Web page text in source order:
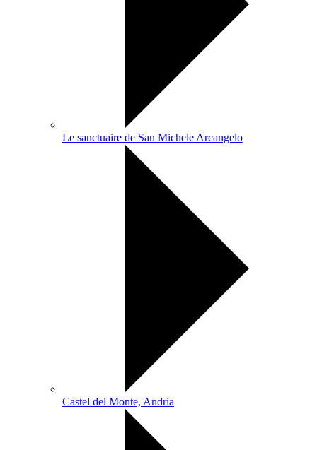
Le sanctuaire de San Michele Arcangelo
Castel del Monte, Andria